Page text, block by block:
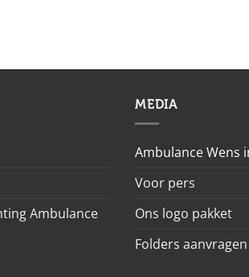
Ambulance
MEDIA
Ambulance Wens
Voor pers
Ons logo pakket
Folders aanvragen